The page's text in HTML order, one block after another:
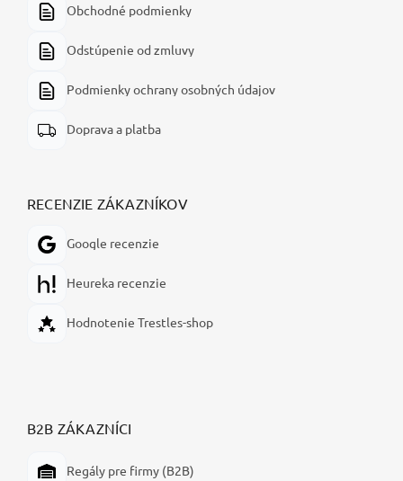
Obchodné podmienky
Odstúpenie od zmluvy
Podmienky ochrany osobných údajov
Doprava a platba
RECENZIE ZÁKAZNÍKOV
Google recenzie
Heureka recenzie
Hodnotenie Trestles-shop
B2B ZÁKAZNÍCI
Regály pre firmy (B2B)